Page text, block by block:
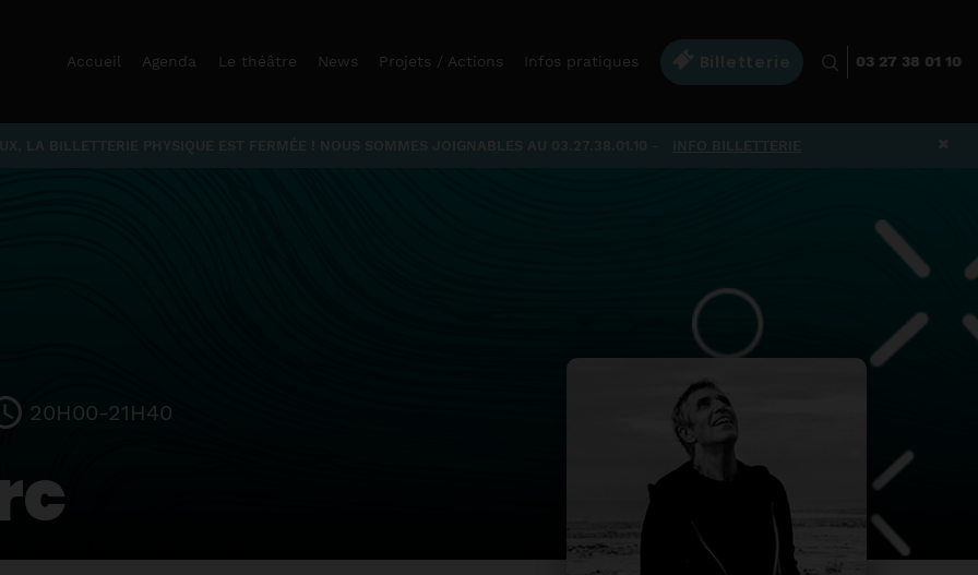
Accueil Agenda Le théâtre News Projets / Actions Infos pratiques Billetterie 03 27 38 01 10
×
LA BILLETTERIE PHYSIQUE EST FERMÉE ! NOUS SOMMES JOIGNABLES AU 03.27.38.01.10 INFO BILLETTERIE
20H00-21H40